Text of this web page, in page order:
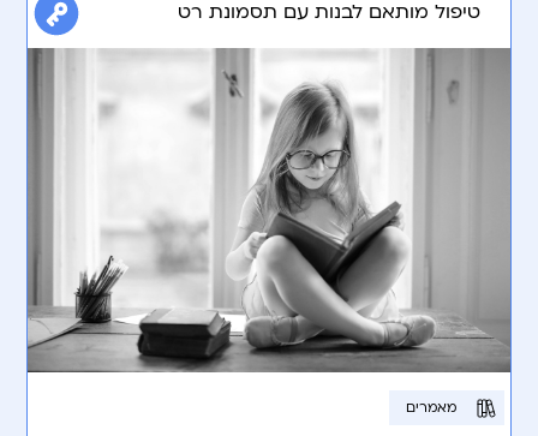
טיפול מותאם לבנות עם תסמונת רט
מאמרים